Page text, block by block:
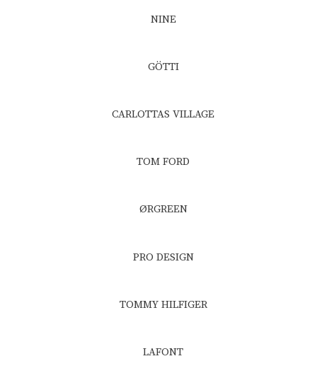
NINE​
GÖTTI​
CARLOTTAS VILLAGE​
TOM FORD​
ØRGREEN
PRO DESIGN​
TOMMY HILFIGER​
LAFONT​